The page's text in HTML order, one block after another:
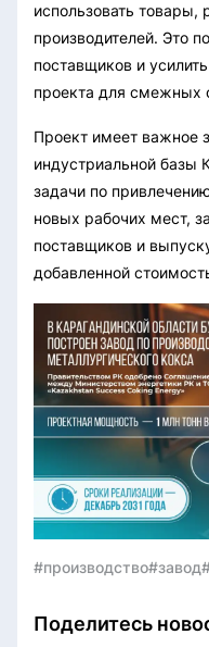
использовать товары,
производителей. Это
поставщиков и
проекта для смежных
Проект имеет важное
индустриальной базы
задачи по
новых рабочих мест,
поставщиков и
добавленной
#производство#завод
Поделитесь